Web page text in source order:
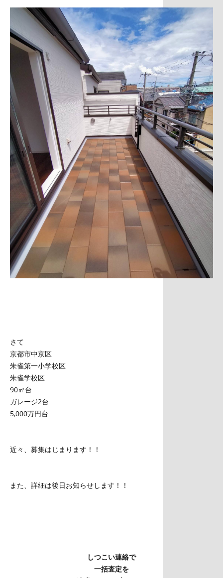
さて
京都市中京区
朱雀第一小学校区
朱雀学校区
90㎡台
ガレージ2台
5,000万円台
近々、募集はじまります！！
また、詳細は後日お知らせします！！
しつこい連絡で
一括査定を